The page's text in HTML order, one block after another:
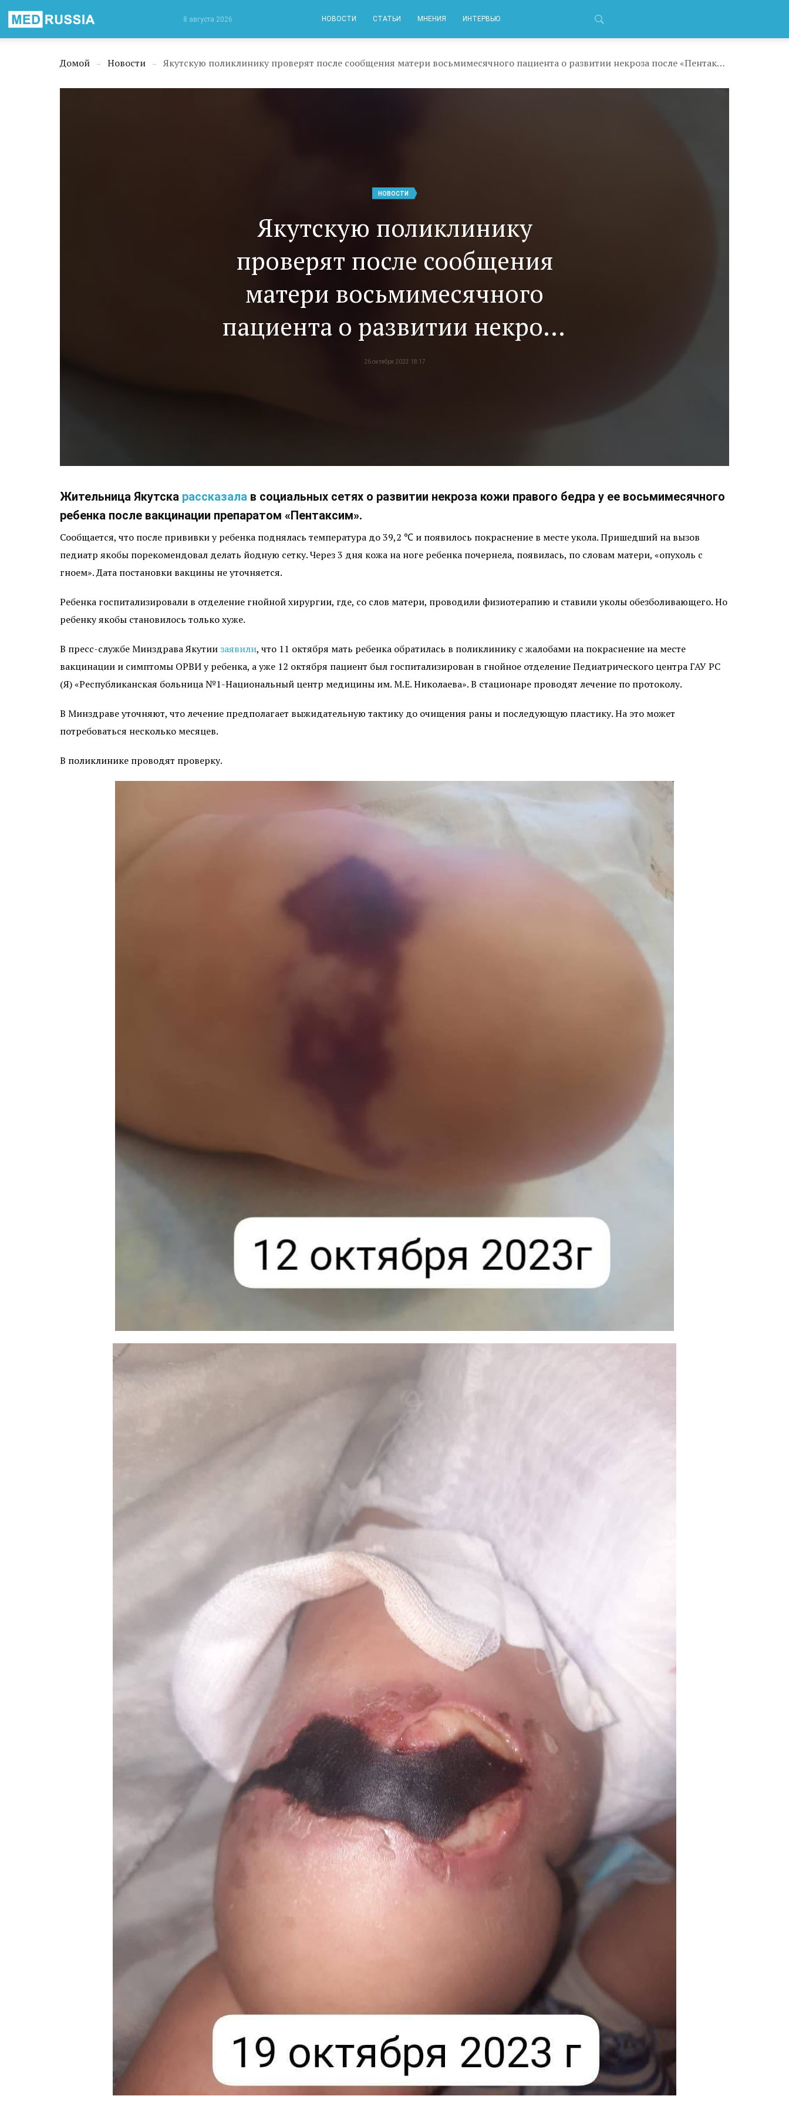
8 августа 2026 НОВОСТИ СТАТЬИ МНЕНИЯ ИНТЕРВЬЮ
Домой → Новости → Якутскую поликлинику проверят после сообщения матери восьмимесячного пациента о развитии некроза после «Пентаксима»
НОВОСТИ
Якутскую поликлинику
проверят после сообщения
матери восьмимесячного
пациента о развитии некроза
после «Пентаксима»
26 октября 2023 18:17
Жительница Якутска рассказала в социальных сетях о развитии некроза кожи правого бедра у ее восьмимесячного
ребенка после вакцинации препаратом «Пентаксим».
Сообщается, что после прививки у ребенка поднялась температура до 39,2 ℃ и появилось покраснение в месте укола. Пришедший на вызов
педиатр якобы порекомендовал делать йодную сетку. Через 3 дня кожа на ноге ребенка почернела, появилась, по словам матери, «опухоль с
гноем». Дата постановки вакцины не уточняется.
Ребенка госпитализировали в отделение гнойной хирургии, где, со слов матери, проводили физиотерапию и ставили уколы обезболивающего. Но
ребенку якобы становилось только хуже.
В пресс-службе Минздрава Якутиизаявили, что 11 октября мать ребенка обратилась в поликлинику с жалобами на покраснение на месте
вакцинации и симптомы ОРВИ у ребенка, а уже 12 октября пациент был госпитализирован в гнойное отделение Педиатрического центра ГАУ РС
(Я) «Республиканская больница №1-Национальный центр медицины им. М.Е. Николаева». В стационаре проводят лечение по протоколу.
В Минздраве уточняют, что лечение предполагает выжидательную тактику до очищения раны и последующую пластику. На это может
потребоваться несколько месяцев.
В поликлинике проводят проверку.